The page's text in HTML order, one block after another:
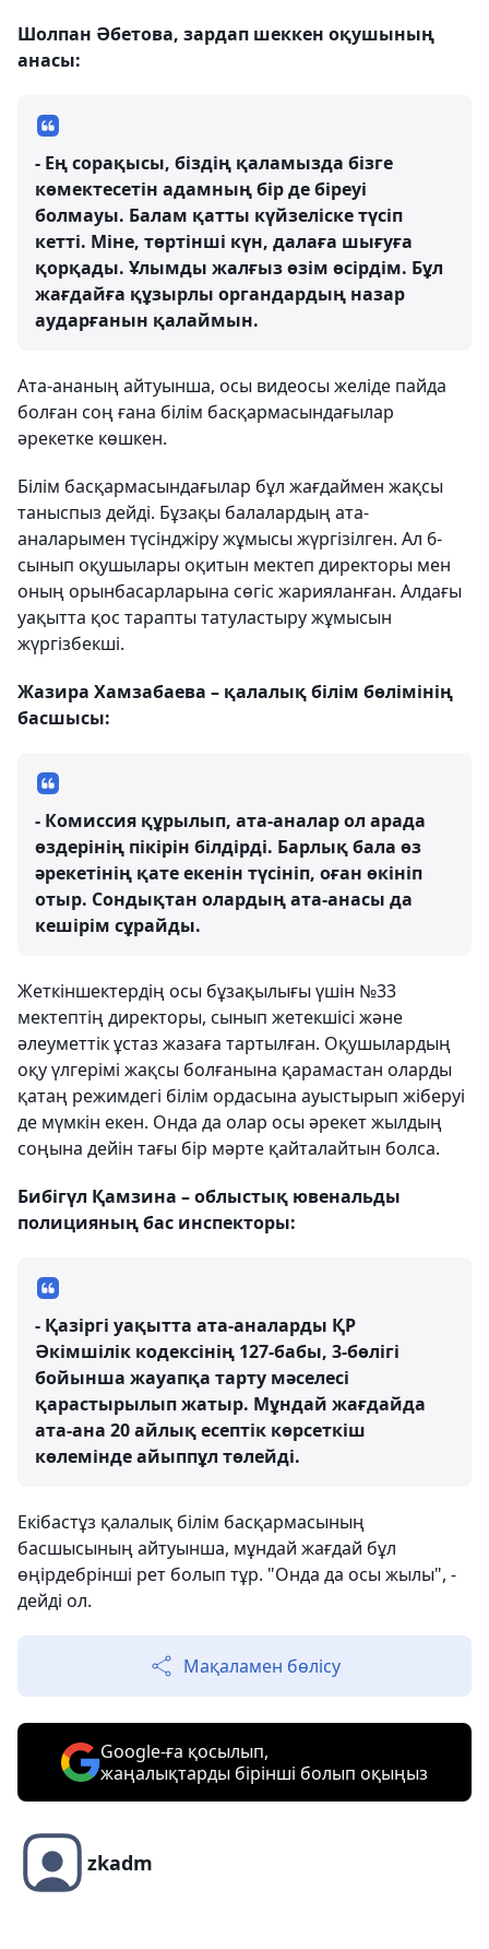
Шолпан Әбетова, зардап шеккен оқушының
анасы:
- Ең сорақысы, біздің қаламызда бізге
көмектесетін адамның бір де біреуі
болмауы. Балам қатты күйзеліске түсіп
кетті. Міне, төртінші күн, далаға шығуға
қорқады. Ұлымды жалғыз өзім өсірдім. Бұл
жағдайға құзырлы органдардың назар
аударғанын қалаймын.
Ата-ананың айтуынша, осы видеосы желіде пайда
болған соң ғана білім басқармасындағылар
әрекетке көшкен.
Білім басқармасындағылар бұл жағдаймен жақсы
таныспыз дейді. Бұзақы балалардың ата-
аналарымен түсінджіру жұмысы жүргізілген. Ал 6-
сынып оқушылары оқитын мектеп директоры мен
оның орынбасарларына сөгіс жарияланған. Алдағы
уақытта қос тарапты татуластыру жұмысын
жүргізбекші.
Жазира Хамзабаева – қалалық білім бөлімінің
басшысы:
- Комиссия құрылып, ата-аналар ол арада
өздерінің пікірін білдірді. Барлық бала өз
әрекетінің қате екенін түсініп, оған өкініп
отыр. Сондықтан олардың ата-анасы да
кешірім сұрайды.
Жеткіншектердің осы бұзақылығы үшін №33
мектептің директоры, сынып жетекшісі және
әлеуметтік ұстаз жазаға тартылған. Оқушылардың
оқу үлгерімі жақсы болғанына қарамастан оларды
қатаң режимдегі білім ордасына ауыстырып жіберуі
де мүмкін екен. Онда да олар осы әрекет жылдың
соңына дейін тағы бір мәрте қайталайтын болса.
Бибігүл Қамзина – облыстық ювенальды
полицияның бас инспекторы:
- Қазіргі уақытта ата-аналарды ҚР
Әкімшілік кодексінің 127-бабы, 3-бөлігі
бойынша жауапқа тарту мәселесі
қарастырылып жатыр. Мұндай жағдайда
ата-ана 20 айлық есептік көрсеткіш
көлемінде айыппұл төлейді.
Екібастұз қалалық білім басқармасының
басшысының айтуынша, мұндай жағдай бұл
өңірдебрінші рет болып тұр. "Онда да осы жылы", -
дейді ол.
Мақаламен бөлісу
Google-ға қосылып,
жаңалықтарды бірінші болып оқыңыз
zkadm